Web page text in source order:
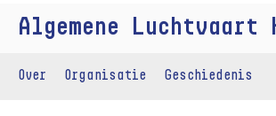
Algemene Luchtvaart
Over Organisatie Geschiedenis